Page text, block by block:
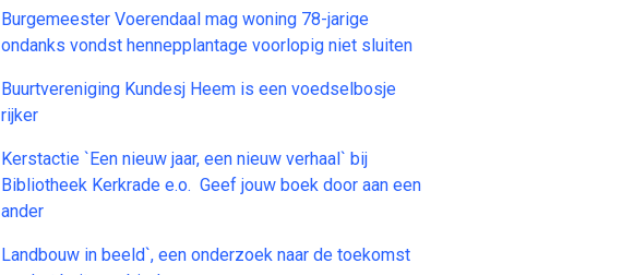
Burgemeester Voerendaal mag woning 78-jarige
ondanks vondst hennepplantage voorlopig niet sluiten
Buurtvereniging Kundesj Heem is een voedselbosje
rijker
Kerstactie `Een nieuw jaar, een nieuw verhaal` bij
Bibliotheek Kerkrade e.o. Geef jouw boek door aan een
ander
Landbouw in beeld`, een onderzoek naar de toekomst